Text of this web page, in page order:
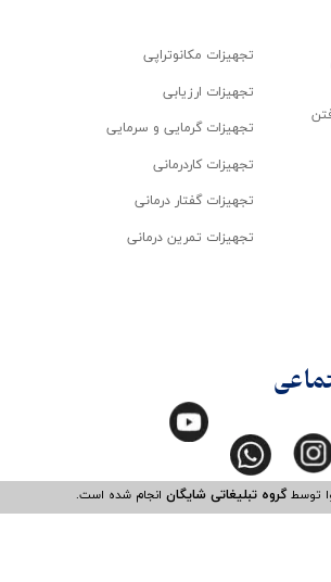
توسطگروه تبلیغاتی شایگانانجام شده است.​​​​​​​
تجهیزات مکانوتراپی
تجهیزات ارزیابی
تجهیزات گرمایی و سرمایی
تجهیزات کاردرمانی
تجهیزات گفتار درمانی
تجهیزات تمرین درمانی